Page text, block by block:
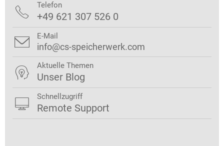
 Telefon
+49 621 307 526 0
 E-Mail
info@cs-speicherwerk.com
 Aktuelle Themen
Unser Blog
 Schnellzugriff
Remote Support